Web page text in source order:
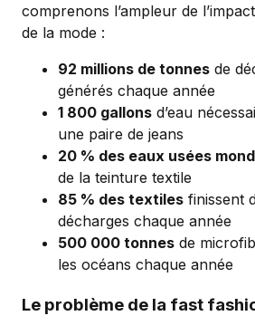
comprenons l’ampleur de
de la mode :
92 millions de tonnes de
générés chaque année
1 800 gallons d’eau
une paire de jeans
20 % des eaux usées
de la teinture textile
85 % des textiles finissent
décharges chaque année
500 000 tonnes de
les océans chaque année
Le problème de la fast